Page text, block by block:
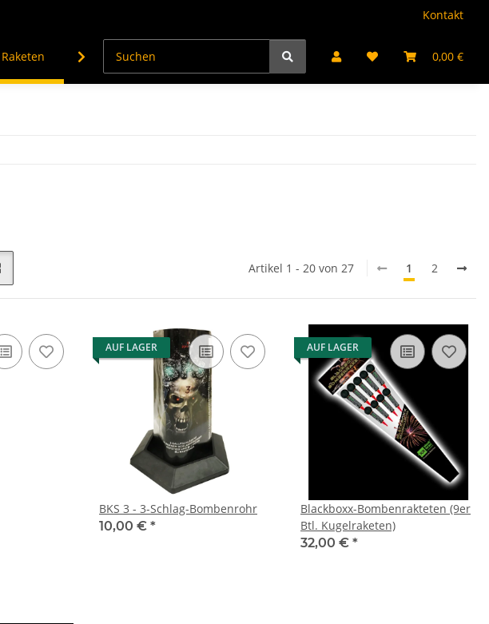
Kontakt
0,00 €
Raketen Knalleffekte Partyartikel
Artikel 1 - 20 von 27 1 2
AUF LAGER
BKS 3 - 3-Schlag-Bombenrohr
10,00 € *
AUF LAGER
Blackboxx-Bombenrakteten (9er
Btl. Kugelraketen)
32,00 € *